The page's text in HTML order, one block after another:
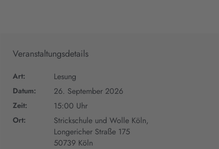
Veranstaltungsdetails
Art: Lesung
Datum: 26. September 2026
Zeit: 15:00 Uhr
Ort:
Strickschule und Wolle Köln,
Longericher Straße 175
50739 Köln